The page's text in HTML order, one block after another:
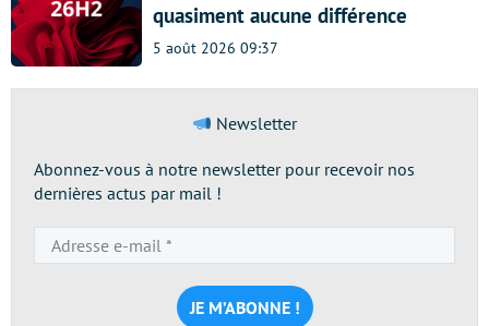
quasiment aucune différence
5 août 2026 09:37
Newsletter
Abonnez-vous à notre newsletter pour recevoir nos
dernières actus par mail !
e-
mail
*